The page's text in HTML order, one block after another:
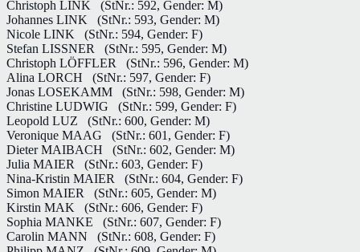
Christoph LINK
(StNr.: 592, Gender: M)
Johannes LINK
(StNr.: 593, Gender: M)
Nicole LINK
(StNr.: 594, Gender: F)
Stefan LISSNER
(StNr.: 595, Gender: M)
Christoph LÖFFLER
(StNr.: 596, Gender: M)
Alina LORCH
(StNr.: 597, Gender: F)
Jonas LOSEKAMM
(StNr.: 598, Gender: M)
Christine LUDWIG
(StNr.: 599, Gender: F)
Leopold LUZ
(StNr.: 600, Gender: M)
Veronique MAAG
(StNr.: 601, Gender: F)
Dieter MAIBACH
(StNr.: 602, Gender: M)
Julia MAIER
(StNr.: 603, Gender: F)
Nina-Kristin MAIER
(StNr.: 604, Gender: F)
Simon MAIER
(StNr.: 605, Gender: M)
Kirstin MAK
(StNr.: 606, Gender: F)
Sophia MANKE
(StNr.: 607, Gender: F)
Carolin MANN
(StNr.: 608, Gender: F)